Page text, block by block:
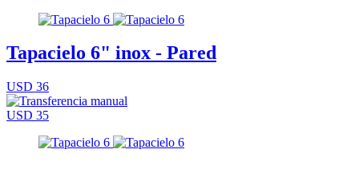
Tapacielo 6" inox - Pared
USD 36
USD 35